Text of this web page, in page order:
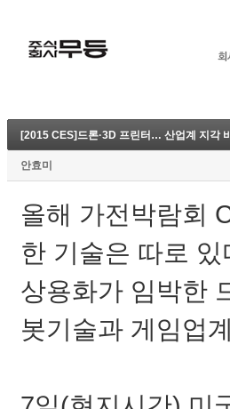
[2015 CES]드론·3D 프린터… 산업계 지각
안효미
올해 가전박람회
한 기술은 따로 있
상용화가 임박한
봇기술과 게임업